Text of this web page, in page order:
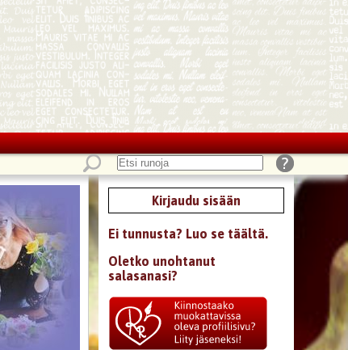
Kirjaudu sisään
Ei tunnusta? Luo se täältä.
Oletko unohtanut
salasanasi?